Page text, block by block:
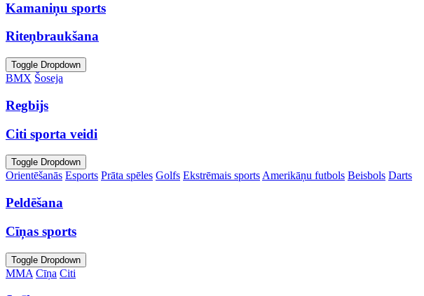
Kamaniņu sports
Riteņbraukšana
Toggle Dropdown
BMX Šoseja
Regbijs
Citi sporta veidi
Toggle Dropdown
Orientēšanās Esports Prāta spēles Golfs Ekstrēmais sports Amerikāņu futbols Beisbols Darts
Peldēšana
Cīņas sports
Toggle Dropdown
MMA Cīņa Citi